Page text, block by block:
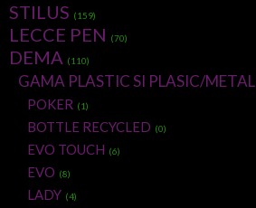
STILUS (159)
LECCE PEN (70)
DEMA (110)
GAMA PLASTIC SI PLASIC/METAL
POKER (1)
BOTTLE RECYCLED (0)
EVO TOUCH (6)
EVO (8)
LADY (4)